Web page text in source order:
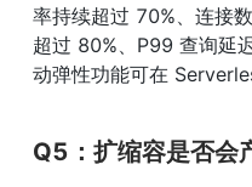
率持续超过 70%、连接
超过 80%、P99 查询延
动弹性功能可在
Q5：扩缩容是否会